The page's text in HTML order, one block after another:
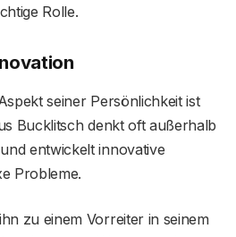
Rolle.
seiner Persönlichkeit ist
Bucklitsch denkt oft außerhalb
entwickelt innovative
Probleme.
zu einem Vorreiter in seinem